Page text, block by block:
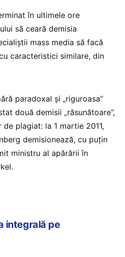
în ultimele ore
să ceară demisia
mass media să facă
caracteristici similare, din
paradoxal şi „riguroasa”
două demisii „răsunătoare”,
plagiat: la 1 martie 2011,
demisionează, cu puțin
ministru al apărării în
integrală pe